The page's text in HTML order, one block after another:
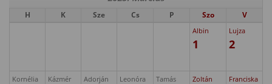
H K Sze Cs P Szo V
Albin
1
Lujza
2
Kornélia Kázmér Adorján Leonóra Tamás Zoltán Franciska